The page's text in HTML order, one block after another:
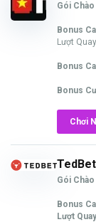
Gói
Bonus
Lượt
Bonus
Bonus
Chơi
TedBet
Gói
Bonus
Lượt